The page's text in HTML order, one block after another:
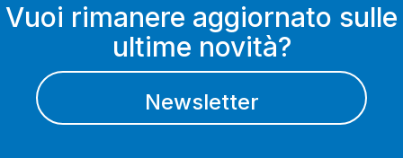
Vuoi rimanere aggiornato sulle
ultime novità?
Newsletter